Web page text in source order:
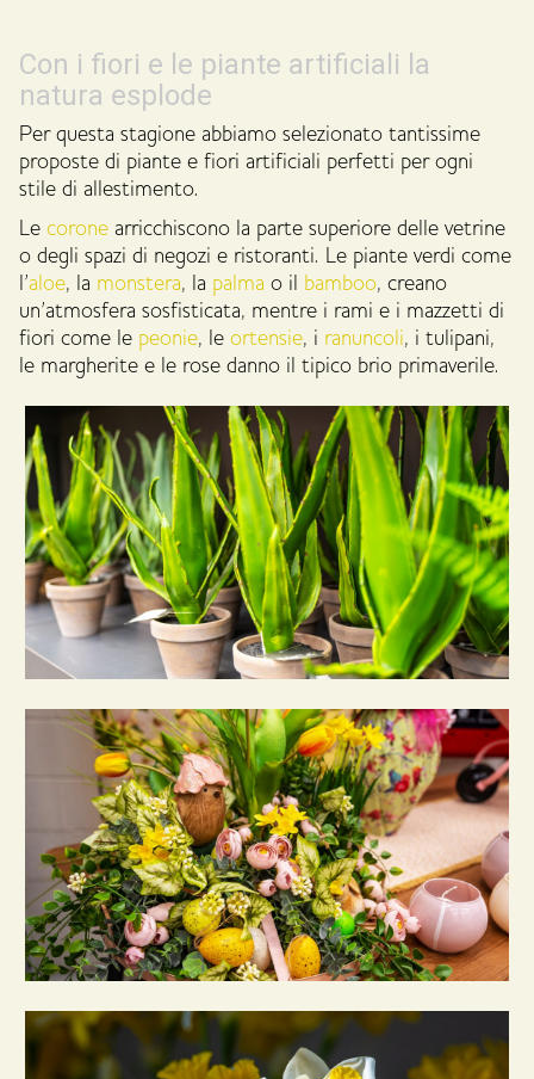
Con i fiori e le piante artificiali la
natura esplode
Per questa stagione abbiamo selezionato tantissime
proposte di piante e fiori artificiali perfetti per ogni
stile di allestimento.
Le corone arricchiscono la parte superiore delle vetrine
o degli spazi di negozi e ristoranti. Le piante verdi come
l’aloe, la monstera, la palma o il bamboo, creano
un’atmosfera sosfisticata, mentre i rami e i mazzetti di
fiori come le peonie, le ortensie, i ranuncoli, i tulipani,
le margherite e le rose danno il tipico brio primaverile.